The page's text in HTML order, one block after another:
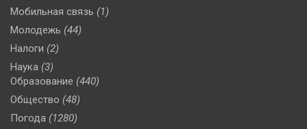
Мобильная связь (1)
Молодежь (44)
Налоги (2)
Наука (3)
Образование (440)
Общество (48)
Погода (1280)